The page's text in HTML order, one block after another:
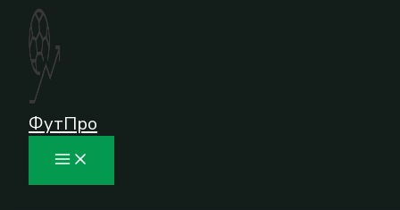
Перейти
содержимому
ФутПро